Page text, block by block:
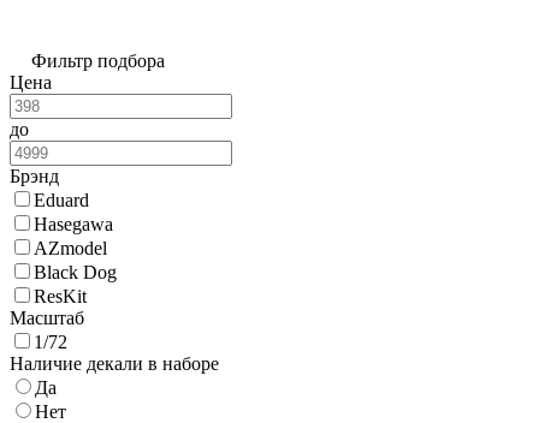
Фильтр подбора
Цена
до
Брэнд
Eduard
Hasegawa
AZmodel
Black Dog
ResKit
Масштаб
1/72
Наличие декали в наборе
Да
Нет